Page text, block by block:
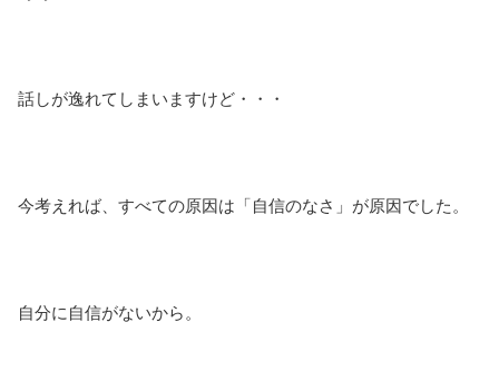
話しが逸れてしまいますけど・・・
今考えれば、すべての原因は「自信のなさ」が原因でした。
自分に自信がないから。